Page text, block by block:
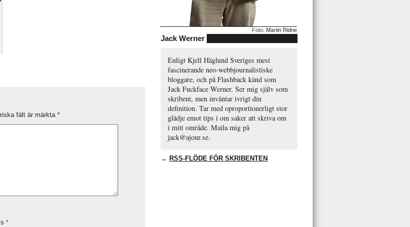
fält är märkta *
*
Foto: Martin Ridne
Jack Werner
Enligt Kjell Häglund Sveriges mest
fascinerande neo-webbjournalistiske
bloggare, och på Flashback känd som
Jack Fuckface Werner. Ser mig själv som
skribent, men inväntar ivrigt din
definition. Tar med oproportionerligt stor
glädje emot tips i om saker att skriva om
i mitt område. Maila mig på
jack@ajour.se.
→ RSS-FLÖDE FÖR SKRIBENTEN